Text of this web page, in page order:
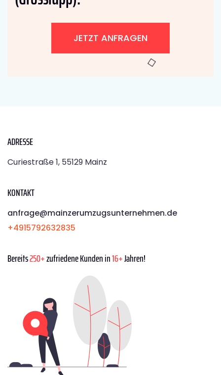
JETZT ANFRAGEN
ADRESSE
Curiestraße 1, 55129 Mainz
KONTAKT
anfrage@mainzerumzugsunternehmen.de
+4915792632835
Bereits250+zufriedene Kunden in16+Jahren!